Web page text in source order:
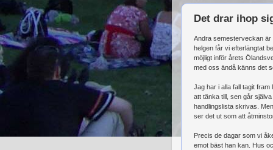
Det drar ihop
Andra semesterveckan är
helgen får vi efterlängtat
möjligt inför årets
med oss ändå känns det
Jag har i alla fall tagit
att tänka till, sen går
handlingslista skrivas.
ser det ut som att
Precis de dagar som vi
emot bäst han kan. Hus